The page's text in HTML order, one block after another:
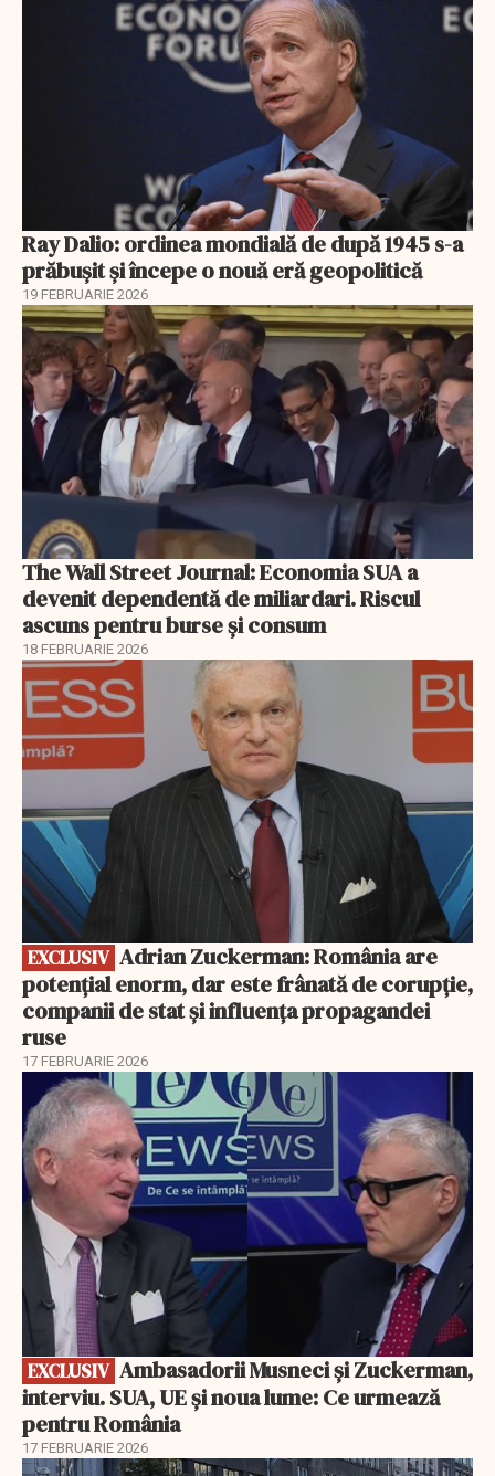
Ray Dalio: ordinea mondială de după 1945 s-a
prăbușit și începe o nouă eră geopolitică
19 FEBRUARIE 2026
The Wall Street Journal: Economia SUA a
devenit dependentă de miliardari. Riscul
ascuns pentru burse și consum
18 FEBRUARIE 2026
EXCLUSIV
EXCLUSIV
potențial enorm, dar este frânată de corupție,
companii de stat și influența propagandei
ruse
17 FEBRUARIE 2026
EXCLUSIV
EXCLUSIV
interviu. SUA, UE și noua lume: Ce urmează
pentru România
17 FEBRUARIE 2026